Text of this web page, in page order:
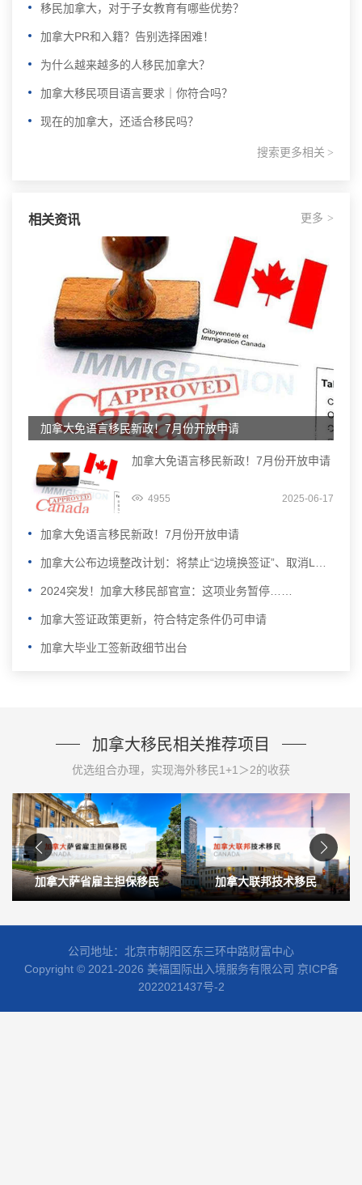
移民加拿大，对于子女教育有哪些优势？
加拿大PR和入籍？告别选择困难！
为什么越来越多的人移民加拿大？
加拿大移民项目语言要求｜你符合吗？
现在的加拿大，还适合移民吗？
搜索更多相关 >
相关资讯 更多 >
加拿大免语言移民新政！7月份开放申请
加拿大免语言移民新政！7月份开放申请
4955 2025-06-17
加拿大免语言移民新政！7月份开放申请
加拿大公布边境整改计划：将禁止“边境换签证”、取消LMIA加分……
2024突发！加拿大移民部官宣：这项业务暂停……
加拿大签证政策更新，符合特定条件仍可申请
加拿大毕业工签新政细节出台
加拿大移民相关推荐项目
优选组合办理，实现海外移民1+1＞2的收获
加拿大萨省雇主担保移民 加拿大联邦技术移民
公司地址：北京市朝阳区东三环中路财富中心
Copyright © 2021-2026 美福国际出入境服务有限公司 京ICP备
2022021437号-2